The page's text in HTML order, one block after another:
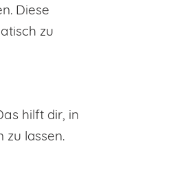
Diese
zu
hilft dir, in
zu lassen.